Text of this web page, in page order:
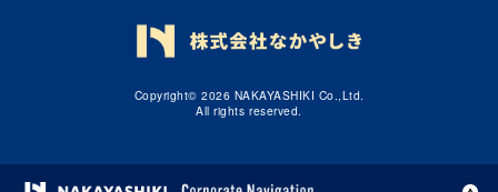
Copyright© 2026 NAKAYASHIKI Co.,Ltd.
All rights reserved.